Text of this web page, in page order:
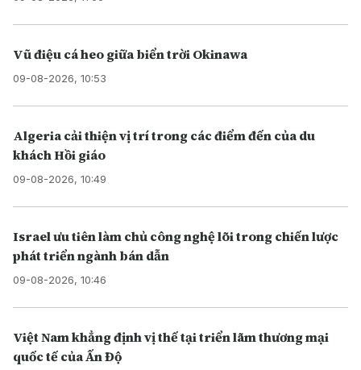
Vũ điệu cá heo giữa biển trời Okinawa
09-08-2026, 10:53
Algeria cải thiện vị trí trong các điểm đến của du
khách Hồi giáo
09-08-2026, 10:49
Israel ưu tiên làm chủ công nghệ lõi trong chiến lược
phát triển ngành bán dẫn
09-08-2026, 10:46
Việt Nam khẳng định vị thế tại triển lãm thương mại
quốc tế của Ấn Độ